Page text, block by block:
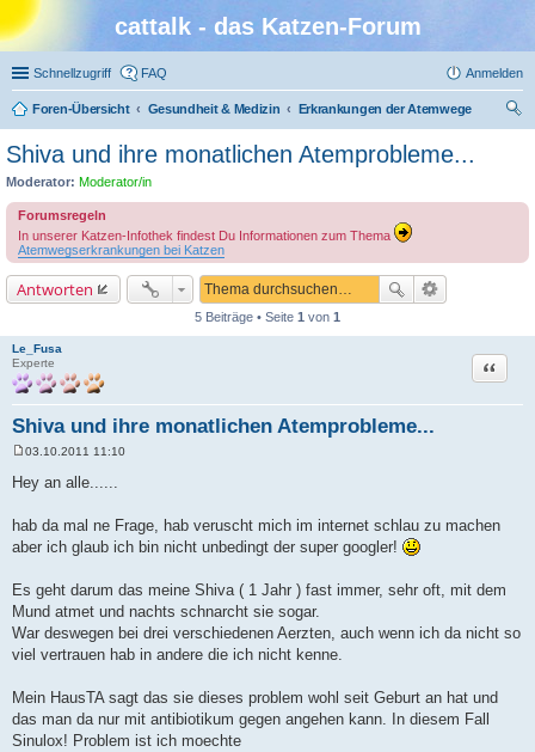
cattalk - das Katzen-Forum
Schnellzugriff FAQ Anmelden
Foren-Übersicht Gesundheit & Medizin
Erkrankungen der Atemwege
Shiva und ihre monatlichen Atemprobleme...
Moderator: Moderator/in
Forumsregeln
In unserer Katzen-Infothek findest Du Informationen zum Thema
Atemwegserkrankungen bei Katzen
Antworten
5 Beiträge • Seite 1 von 1
Le_Fusa
Experte
Shiva und ihre monatlichen Atemprobleme...
Zitat
i
a
g
03.10.2011 11:10
Hey an alle......
hab da mal ne Frage, hab veruscht mich im internet schlau zu machen
aber ich glaub ich bin nicht unbedingt der super googler!
Es geht darum das meine Shiva ( 1 Jahr ) fast immer, sehr oft, mit dem
Mund atmet und nachts schnarcht sie sogar.
War deswegen bei drei verschiedenen Aerzten, auch wenn ich da nicht so
viel vertrauen hab in andere die ich nicht kenne.
Mein HausTA sagt das sie dieses problem wohl seit Geburt an hat und
das man da nur mit antibiotikum gegen angehen kann. In diesem Fall
Sinulox! Problem ist ich moechte